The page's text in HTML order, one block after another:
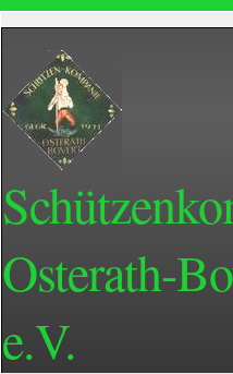
Osterath-
e.V.